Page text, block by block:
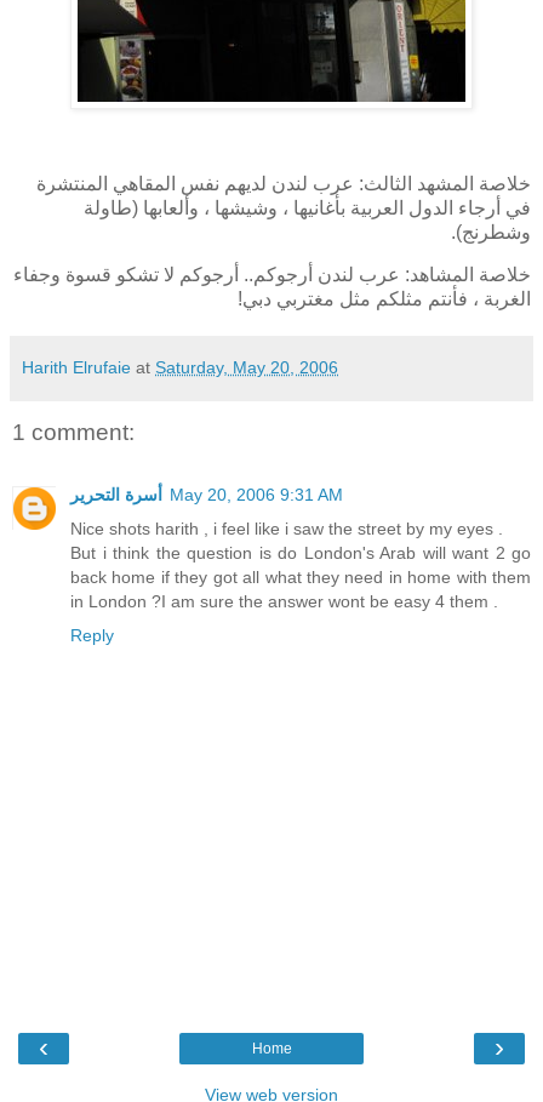
خلاصة المشهد الثالث: عرب لندن لديهم نفس المقاهي المنتشرة
في أرجاء الدول العربية بأغانيها ، وشيشها ، وألعابها (طاولة
وشطرنج).
خلاصة المشاهد: عرب لندن أرجوكم.. أرجوكم لا تشكو قسوة وجفاء
الغربة ، فأنتم مثلكم مثل مغتربي دبي!
Harith Elrufaie at Saturday, May 20, 2006
1 comment:
أسرة التحرير
May 20, 2006 9:31 AM
Nice shots harith , i feel like i saw the street by my eyes .
But i think the question is do London's Arab will want 2 go
back home if they got all what they need in home with them
in London ?I am sure the answer wont be easy 4 them .
Reply
‹ ›
Home
View web version